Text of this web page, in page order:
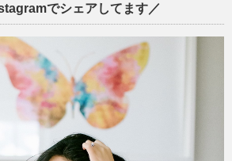
でシェアしてます／